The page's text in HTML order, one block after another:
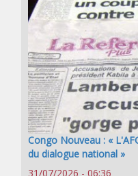
Congo Nouveau : «
du dialogue national »
31/07/2026 - 06:36